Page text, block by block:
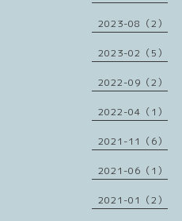
2023-08（2）
2023-02（5）
2022-09（2）
2022-04（1）
2021-11（6）
2021-06（1）
2021-01（2）